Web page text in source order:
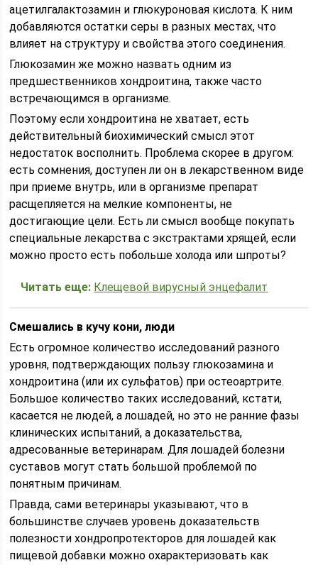
ацетилгалактозамин и глюкуроновая кислота. К ним
добавляются остатки серы в разных местах, что
влияет на структуру и свойства этого соединения.
Глюкозамин же можно назвать одним из
предшественников хондроитина, также часто
встречающимся в организме.
Поэтому если хондроитина не хватает, есть
действительный биохимический смысл этот
недостаток восполнить. Проблема скорее в другом:
есть сомнения, доступен ли он в лекарственном виде
при приеме внутрь, или в организме препарат
расщепляется на мелкие компоненты, не
достигающие цели. Есть ли смысл вообще покупать
специальные лекарства с экстрактами хрящей, если
можно просто есть побольше холода или шпроты?
Читать еще: Клещевой вирусный энцефалит
Смешались в кучу кони, люди
Есть огромное количество исследований разного
уровня, подтверждающих пользу глюкозамина и
хондроитина (или их сульфатов) при остеоартрите.
Большое количество таких исследований, кстати,
касается не людей, а лошадей, но это не ранние фазы
клинических испытаний, а доказательства,
адресованные ветеринарам. Для лошадей болезни
суставов могут стать большой проблемой по
понятным причинам.
Правда, сами ветеринары указывают, что в
большинстве случаев уровень доказательств
полезности хондропротекторов для лошадей как
пищевой добавки можно охарактеризовать как